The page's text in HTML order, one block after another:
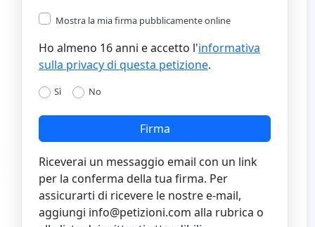
Mostra la mia firma pubblicamente online
Ho almeno 16 anni e accetto l'informativa
sulla privacy di questa petizione.
Sì No
Firma
Riceverai un messaggio email con un link
per la conferma della tua firma. Per
assicurarti di ricevere le nostre e-mail,
aggiungi info@petizioni.com alla rubrica o